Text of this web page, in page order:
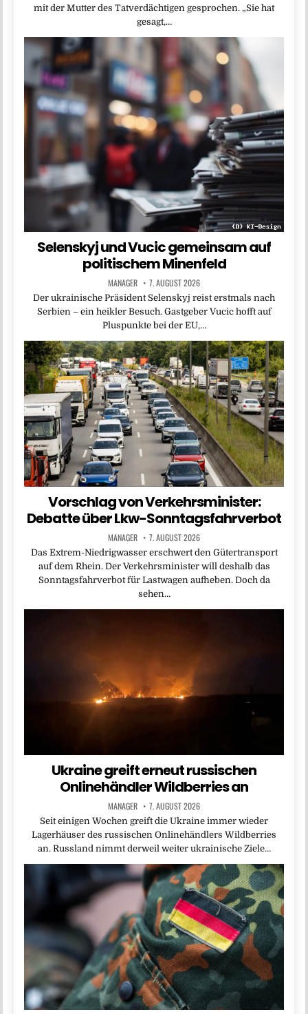
mit der Mutter des Tatverdächtigen gesprochen. „Sie hat
gesagt,…
Selenskyj und Vucic gemeinsam auf
politischem Minenfeld
MANAGER 7. AUGUST 2026
Der ukrainische Präsident Selenskyj reist erstmals nach
Serbien – ein heikler Besuch. Gastgeber Vucic hofft auf
Pluspunkte bei der EU,…
Vorschlag von Verkehrsminister:
Debatte über Lkw-Sonntagsfahrverbot
MANAGER 7. AUGUST 2026
Das Extrem-Niedrigwasser erschwert den Gütertransport
auf dem Rhein. Der Verkehrsminister will deshalb das
Sonntagsfahrverbot für Lastwagen aufheben. Doch da
sehen…
Ukraine greift erneut russischen
Onlinehändler Wildberries an
MANAGER 7. AUGUST 2026
Seit einigen Wochen greift die Ukraine immer wieder
Lagerhäuser des russischen Onlinehändlers Wildberries
an. Russland nimmt derweil weiter ukrainische Ziele…